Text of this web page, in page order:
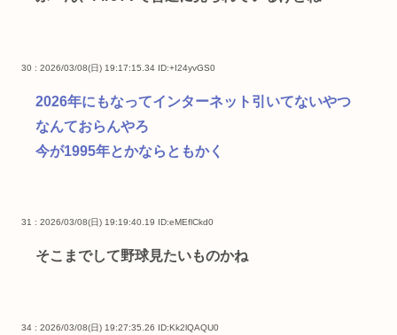
30 : 2026/03/08(日) 19:17:15.34 ID:+I24yvGS0
2026年にもなってインターネット引いてないやつ
なんておらんやろ
今が1995年とかならともかく
31 : 2026/03/08(日) 19:19:40.19 ID:eMEflCkd0
そこまでして野球見たいものかね
34 : 2026/03/08(日) 19:27:35.26 ID:Kk2lQAQU0